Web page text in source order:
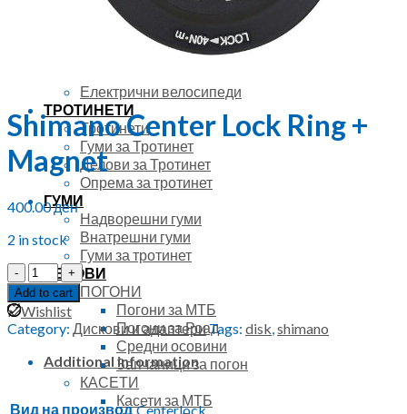
27.5″ велосипеди
28″ велосипеди
29″ велосипеди
Електрични велосипеди
ТРОТИНЕТИ
Тротинети
Гуми за Тротинет
Делови за Тротинет
Опрема за тротинет
ГУМИ
Надворешни гуми
Внатрешни гуми
Гуми за тротинет
ДЕЛОВИ
ПОГОНИ
Погони за МТБ
Погони за Роад
Средни осовини
Запчаници за погон
КАСЕТИ
Касети за МТБ
Shimano Center Lock Ring +
Magnet
400.00ден
2 in stock
Shimano
Center
Lock
Ring
+
Magnet
quantity
Add to cart
Wishlist
Category: Дискови и адаптериTags: disk shimano
Additional information
Вид на производ Centerlock